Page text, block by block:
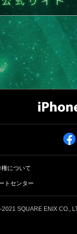
権について
トセンター
SQUARE ENIX CO.,